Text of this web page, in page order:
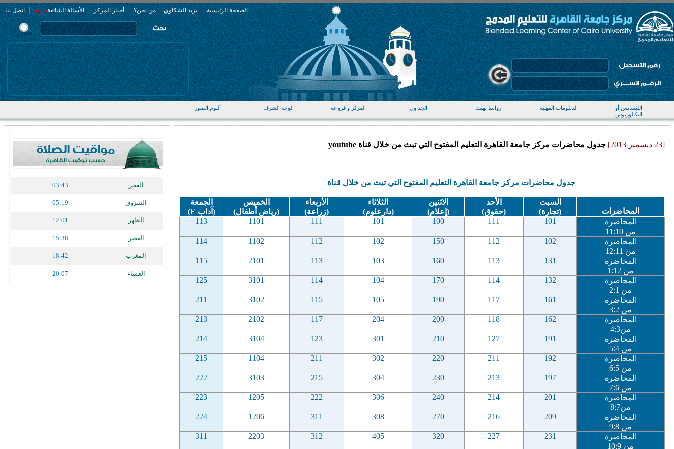
الليسانس أو
البكالوريوس
الدبلومات المهنية روابط تهمك الجداول المركز و فروعه لوحة الشرف ألبوم الصور
الصفحة الرئيسية | بريد الشكاوي من نحن؟ | أخبار المركز | الأسئلة الشائعةجديد | اتصل بنا
الفجر 03:43
الشروق 05:19
الظهر 12:01
العصر 15:38
المغرب 18:42
العشاء 20:07
[23 ديسمبر 2013] جدول محاضرات مركز جامعة القاهرة التعليم المفتوح التي تبث من خلال قناة youtube
جدول محاضرات مركز جامعة القاهرة التعليم المفتوح التي تبث من خلال قناة
المحاضرات
السبت
(تجارة)
الأحد
(حقوق)
الاثنين
(إعلام)
الثلاثاء
(دارعلوم)
الأربعاء
(زراعة)
الخميس
(رياض أطفال)
الجمعة
(آداب E
)
المحاضرة
من 10
:
11
101
111
100
101
111
1101
113
المحاضرة
من 11
:
12
102
112
150
102
112
1102
114
المحاضرة
من 12
:
1
131
113
160
103
113
2101
115
المحاضرة
من 1
:
2
132
114
170
104
114
3101
125
المحاضرة
من 2
:
3
161
117
190
105
115
3102
211
المحاضرة
من3
:
4
162
118
200
204
117
2102
213
المحاضرة
من 4
:
5
191
127
210
301
123
3104
214
المحاضرة
من 5
:
6
192
211
220
302
211
1104
215
المحاضرة
من 6
:
7
197
213
230
304
215
3103
222
المحاضرة
من7
:
8
201
214
240
306
222
1205
223
المحاضرة
من 8
:
9
209
216
270
308
311
1206
224
المحاضرة
من 9
:
10
231
227
320
405
312
2203
311